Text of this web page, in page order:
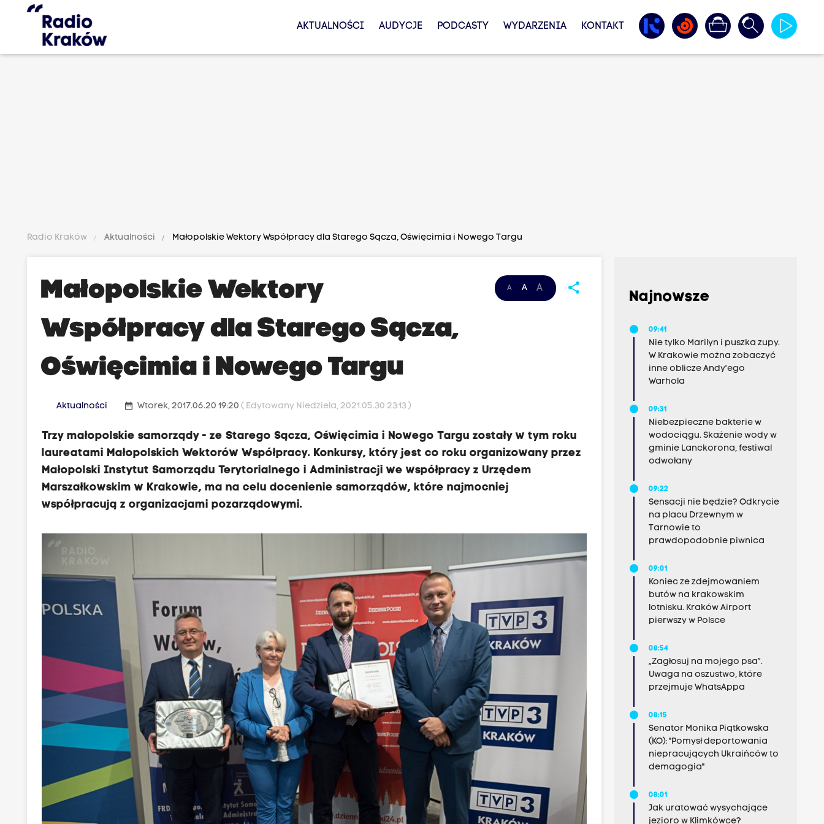
AKTUALNOŚCI AUDYCJE PODCASTY WYDARZENIA KONTAKT
Radio Kraków Aktualności Małopolskie Wektory Współpracy dla Starego Sącza, Oświęcimia i Nowego Targu
A A A share
Małopolskie Wektory
Współpracy dla Starego Sącza,
Oświęcimia i Nowego Targu
Aktualności date_range Wtorek, 2017.06.20 19:20( Edytowany Niedziela, 2021.05.30 23:13 )
Trzy małopolskie samorządy - ze Starego Sącza, Oświęcimia i Nowego Targu zostały w tym roku
laureatami Małopolskich Wektorów Współpracy. Konkursy, który jest co roku organizowany przez
Małopolski Instytut Samorządu Terytorialnego i Administracji we współpracy z Urzędem
Marszałkowskim w Krakowie, ma na celu docenienie samorządów, które najmocniej
współpracują z organizacjami pozarządowymi.
Najnowsze
09:41
Nie tylko Marilyn i puszka zupy.
W Krakowie można zobaczyć
inne oblicze Andy'ego
Warhola
09:31
Niebezpieczne bakterie w
wodociągu. Skażenie wody w
gminie Lanckorona, festiwal
odwołany
09:22
Sensacji nie będzie? Odkrycie
na placu Drzewnym w
Tarnowie to
prawdopodobnie piwnica
09:01
Koniec ze zdejmowaniem
butów na krakowskim
lotnisku. Kraków Airport
pierwszy w Polsce
08:54
„Zagłosuj na mojego psa”.
Uwaga na oszustwo, które
przejmuje WhatsAppa
08:15
Senator Monika Piątkowska
(KO): "Pomysł deportowania
niepracujących Ukraińców to
demagogia"
08:01
Jak uratować wysychające
jezioro w Klimkówce?